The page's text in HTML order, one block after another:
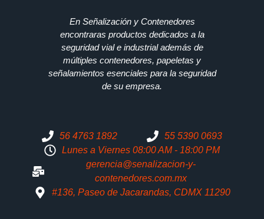
En Señalización y Contenedores
encontraras productos dedicados a la
seguridad vial e industrial además de
múltiples contenedores, papeletas y
señalamientos esenciales para la seguridad
de su empresa.
56 4763 1892
55 5390 0693
Lunes a Viernes 08:00 AM - 18:00 PM
gerencia@senalizacion-y-
contenedores.com.mx
#136, Paseo de Jacarandas, CDMX 11290